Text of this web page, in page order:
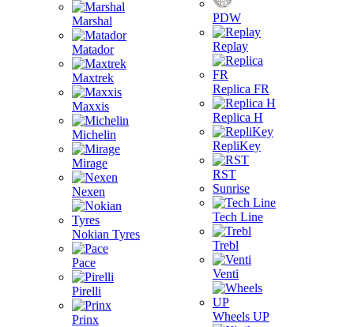
Marshal
Matador
Maxtrek
Maxxis
Michelin
Mirage
Nexen
Nokian Tyres
Pace
Pirelli
Prinx
PDW
Replay
Replica FR
Replica H
RepliKey
RST
Sunrise
Tech Line
Trebl
Venti
Wheels UP